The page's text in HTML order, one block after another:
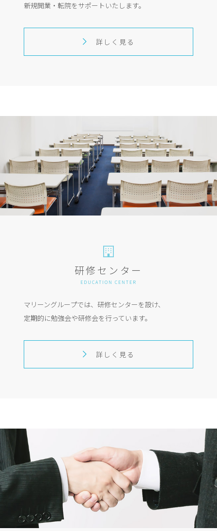
新規開業・転院をサポートいたします。
詳しく見る
研修センター
EDUCATION CENTER
マリーングループでは、研修センターを設け、
定期的に勉強会や研修会を行っています。
詳しく見る